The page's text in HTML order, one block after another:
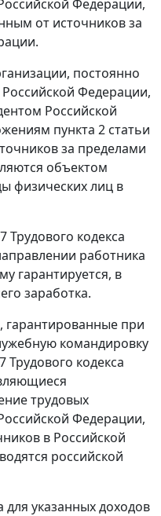
Федерации,
от источников за
постоянно
Федерации,
Российской
пункта 2 статьи
за пределами
объектом
физических лиц в
Трудового кодекса
работника
гарантируется, в
заработка.
гарантированные при
командировку
Трудового кодекса
трудовых
Федерации,
в Российской
российской
для указанных доходов